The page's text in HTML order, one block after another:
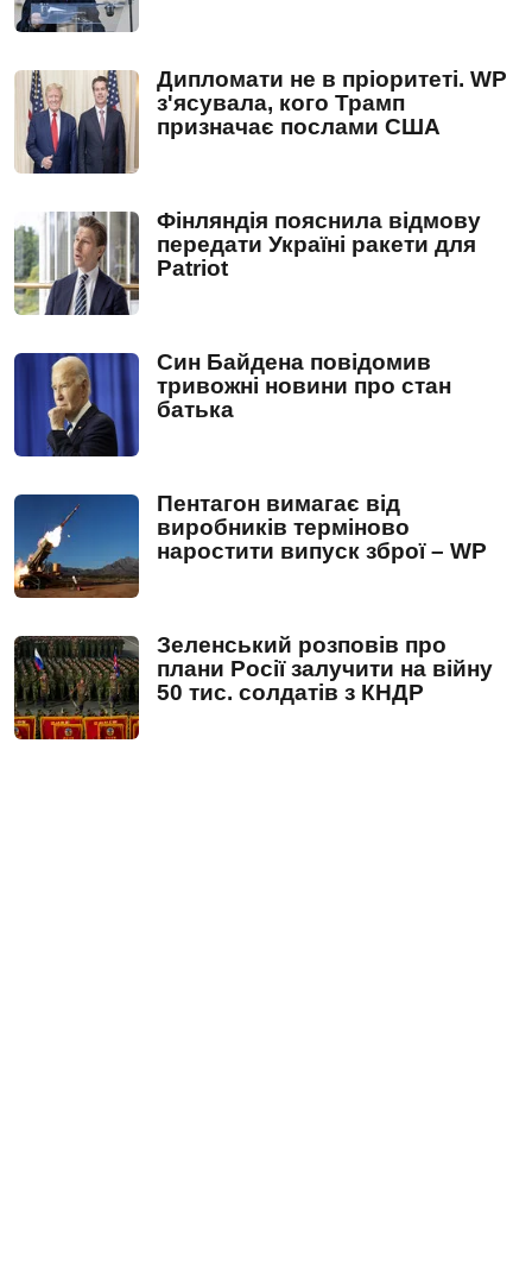
Дипломати не в пріоритеті. WP
з'ясувала, кого Трамп
призначає послами США
Фінляндія пояснила відмову
передати Україні ракети для
Patriot
Син Байдена повідомив
тривожні новини про стан
батька
Пентагон вимагає від
виробників терміново
наростити випуск зброї – WP
Зеленський розповів про
плани Росії залучити на війну
50 тис. солдатів з КНДР